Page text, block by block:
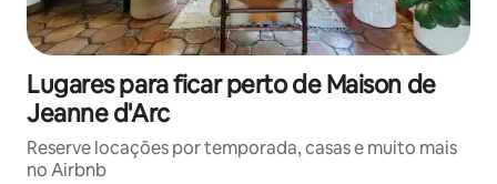
Lugares para ficar perto de Maison de
Jeanne d'Arc
Reserve locações por temporada, casas e muito mais
no Airbnb